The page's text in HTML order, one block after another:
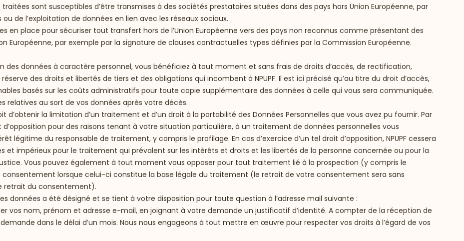
sont susceptibles d’être transmises à des sociétés prestataires situées dans des pays hors Union Européenne, par
de l’exploitation de données en lien avec les réseaux sociaux.
en place pour sécuriser tout transfert hors de l’Union Européenne vers des pays non reconnus comme présentant des
Européenne, par exemple par la signature de clauses contractuelles types définies par la Commission Européenne.
données à caractère personnel, vous bénéficiez à tout moment et sans frais de droits d’accès, de rectification,
des droits et libertés de tiers et des obligations qui incombent à NPUPF. Il est ici précisé qu’au titre du droit d’accès,
basés sur les coûts administratifs pour toute copie supplémentaire des données à celle qui vous sera communiquée.
relatives au sort de vos données après votre décès.
d’obtenir la limitation d’un traitement et d’un droit à la portabilité des Données Personnelles que vous avez pu fournir. Par
pour des raisons tenant à votre situation particulière, à un traitement de données personnelles vous
légitime du responsable de traitement, y compris le profilage. En cas d’exercice d’un tel droit d’opposition, NPUPF cessera
et impérieux pour le traitement qui prévalent sur les intérêts et droits et les libertés de la personne concernée ou pour la
Vous pouvez également à tout moment vous opposer pour tout traitement lié à la prospection (y compris le
lorsque celui-ci constitue la base légale du traitement (le retrait de votre consentement sera sans
retrait du consentement).
données a été désigné et se tient à votre disposition pour toute question à l’adresse mail suivante :
vos nom, prénom et adresse e-mail, en joignant à votre demande un justificatif d’identité. A compter de la réception de
dans le délai d’un mois. Nous nous engageons à tout mettre en œuvre pour respecter vos droits à l’égard de vos